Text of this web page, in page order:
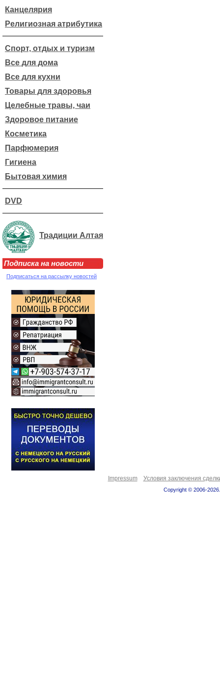
Канцелярия
Религиозная атрибутика
Спорт, отдых и туризм
Все для дома
Все для кухни
Товары для здоровья
Целебные травы, чаи
Здоровое питание
Косметика
Парфюмерия
Гигиена
Бытовая химия
DVD
Традиции Алтая
Подписка на новости
Подписаться на рассылку новостей
Impressum Условия заключения
Copyright © 2006-